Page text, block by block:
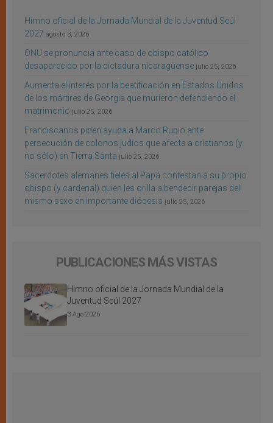
Himno oficial de la Jornada Mundial de la Juventud Seúl
2027 agosto 3, 2026
ONU se pronuncia ante caso de obispo católico
desaparecido por la dictadura nicaragüense julio 25, 2026
Aumenta el interés por la beatificación en Estados Unidos
de los mártires de Georgia que murieron defendiendo el
matrimonio julio 25, 2026
Franciscanos piden ayuda a Marco Rubio ante
persecución de colonos judíos que afecta a cristianos (y
no sólo) en Tierra Santa julio 25, 2026
Sacerdotes alemanes fieles al Papa contestan a su propio
obispo (y cardenal) quien les orilla a bendecir parejas del
mismo sexo en importante diócesis julio 25, 2026
PUBLICACIONES MÁS VISTAS
Himno oficial de la Jornada Mundial de la
Juventud Seúl 2027
3 Ago 2026